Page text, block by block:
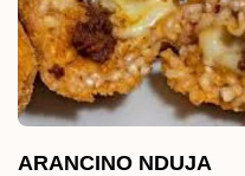
ARANCINO NDUJA